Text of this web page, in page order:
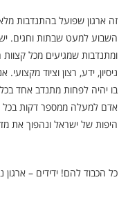
ומתנדבות שמגיעים מכל
ניסיון, ידע, רצון וציוד
בו יהיה לפחות מתנדב אחד
אדם למעלה ממספר דקות בכל
היפות של ישראל ונהפוך את
כל הכבוד להם! ידידים –